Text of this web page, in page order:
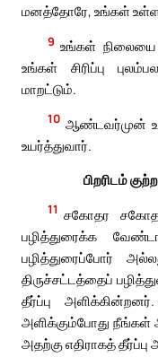
மனத்தோரே, உங்கள்
9 உங்கள் நிலையை
உங்கள் சிரிப்பு
மாறட்டும்.
10 ஆண்டவர்முன்
உயர்த்துவார்.
பிறரிடம்
11 சகோதர
பழித்துரைக்க
பழித்துரைப்போர்
திருச்சட்டத்தைப்
தீர்ப்பு
அளிக்கும்போது நீங்கள்
அதற்கு எதிராகத்